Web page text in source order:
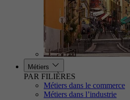
Métiers
PAR FILIÈRES
Métiers dans le commerce
Métiers dans l’industrie